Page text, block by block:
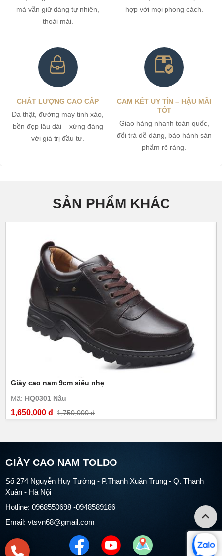
mà vẫn giữ dáng tự nhiên,
thoải mái.
hợp với mọi phong cách.
CHẤT LƯỢNG CAO CẤP
Da thật, đường may tinh xảo,
bền đẹp lâu dài – xứng đáng
với giá trị đầu tư.
CAM KẾT UY TÍN – HẬU MÃI
TỐT
Giao hàng nhanh toàn quốc,
đổi trả dễ dàng, bảo hành sản
phẩm rõ ràng.
SẢN PHẨM KHÁC
Giày cao nam 9cm siêu nhẹ
Mã: HQ0301 Nâu
1,650,000 đ 1,750,000 đ
GIÀY CAO NAM TOLDO
Số 274 Nguyễn Huy Tưởng - P.Thanh Xuân Trung - Q. Thanh
Xuân - Hà Nội
Hotline: 0968550698 -0948589186
Email: vtsvn68@gmail.com